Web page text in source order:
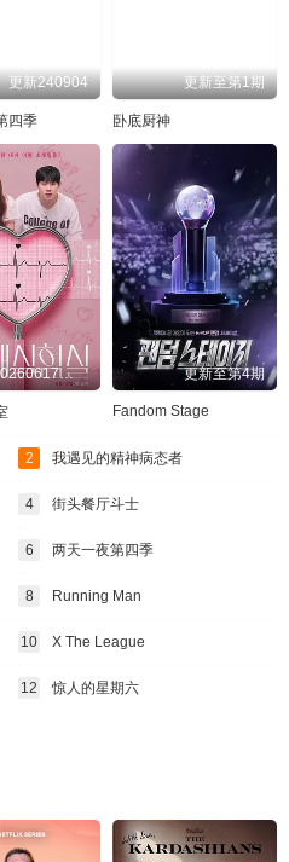
更新240904
四季
更新至第1期
卧底厨神
更新至20260617第2期 更新至第4期
Fandom Stage
2 我遇见的精神病态者
4 街头餐厅斗士
6 两天一夜第四季
8 Running Man
10 X The League
12 惊人的星期六